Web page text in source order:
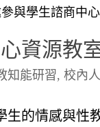
與學生諮商中
資源教
知能研習,校內
生的情感與性